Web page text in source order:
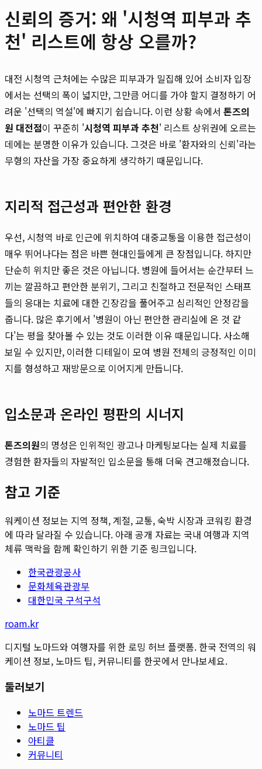
신뢰의 증거: 왜 '시청역 피부과 추
천' 리스트에 항상 오를까?
대전 시청역 근처에는 수많은 피부과가 밀집해 있어 소비자 입장
에서는 선택의 폭이 넓지만, 그만큼 어디를 가야 할지 결정하기 어
려운 '선택의 역설'에 빠지기 쉽습니다. 이런 상황 속에서 톤즈의
원 대전점이 꾸준히 '시청역 피부과 추천' 리스트 상위권에 오르는
데에는 분명한 이유가 있습니다. 그것은 바로 '환자와의 신뢰'라는
무형의 자산을 가장 중요하게 생각하기 때문입니다.
지리적 접근성과 편안한 환경
우선, 시청역 바로 인근에 위치하여 대중교통을 이용한 접근성이
매우 뛰어나다는 점은 바쁜 현대인들에게 큰 장점입니다. 하지만
단순히 위치만 좋은 것은 아닙니다. 병원에 들어서는 순간부터 느
끼는 깔끔하고 편안한 분위기, 그리고 친절하고 전문적인 스태프
들의 응대는 치료에 대한 긴장감을 풀어주고 심리적인 안정감을
줍니다. 많은 후기에서 '병원이 아닌 편안한 관리실에 온 것 같
다'는 평을 찾아볼 수 있는 것도 이러한 이유 때문입니다. 사소해
보일 수 있지만, 이러한 디테일이 모여 병원 전체의 긍정적인 이미
지를 형성하고 재방문으로 이어지게 만듭니다.
입소문과 온라인 평판의 시너지
톤즈의원의 명성은 인위적인 광고나 마케팅보다는 실제 치료를
경험한 환자들의 자발적인 입소문을 통해 더욱 견고해졌습니다.
참고 기준
워케이션 정보는 지역 정책, 계절, 교통, 숙박 시장과 코워킹 환경
에 따라 달라질 수 있습니다. 아래 공개 자료는 국내 여행과 지역
체류 맥락을 함께 확인하기 위한 기준 링크입니다.
한국관광공사
문화체육관광부
대한민국 구석구석
roam.kr
디지털 노마드와 여행자를 위한 로밍 허브 플랫폼. 한국 전역의 워
케이션 정보, 노마드 팁, 커뮤니티를 한곳에서 만나보세요.
둘러보기
노마드 트렌드
노마드 팁
아티클
커뮤니티